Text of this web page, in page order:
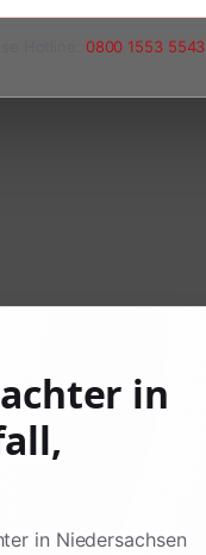
0800 1553 5543
in
in Niedersachsen